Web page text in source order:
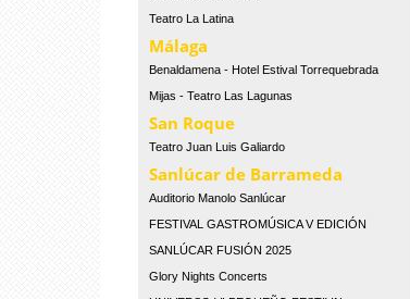
Teatro La Latina
Málaga
Benaldamena - Hotel Estival Torrequebrada
Mijas - Teatro Las Lagunas
San Roque
Teatro Juan Luis Galiardo
Sanlúcar de Barrameda
Auditorio Manolo Sanlúcar
FESTIVAL GASTROMÚSICA V EDICIÓN
SANLÚCAR FUSIÓN 2025
Glory Nights Concerts